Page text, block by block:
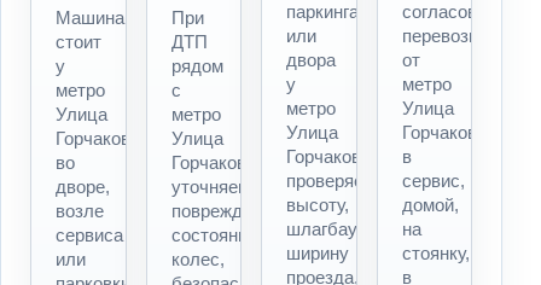
Машина
стоит
у
метро
Улица
Горчакова,
во
дворе,
возле
сервиса
или
При
ДТП
рядом
с
метро
Улица
Горчакова
уточняем
повреждения,
состояние
колес,
паркинга
или
двора
у
метро
Улица
Горчакова
проверяем
высоту,
шлагбаум,
ширину
проезда,
согласовать
перевозку
от
метро
Улица
Горчакова
в
сервис,
домой,
на
стоянку,
в